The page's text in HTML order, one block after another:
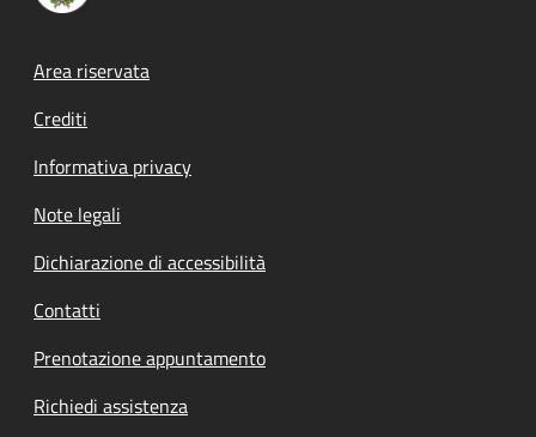
Footer menu
Area riservata
Crediti
Informativa privacy
Note legali
Dichiarazione di accessibilità
Contatti
Prenotazione appuntamento
Richiedi assistenza